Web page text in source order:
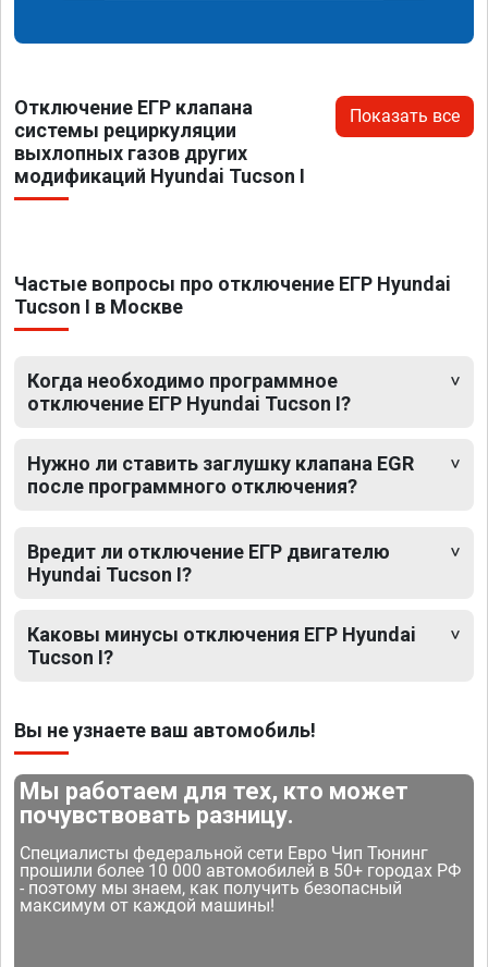
Отключение ЕГР клапана
системы рециркуляции
выхлопных газов других
модификаций Hyundai Tucson I
Показать все
Частые вопросы про отключение ЕГР Hyundai
Tucson I в Москве
Когда необходимо программное
отключение ЕГР Hyundai Tucson I?
Нужно ли ставить заглушку клапана EGR
после программного отключения?
Вредит ли отключение ЕГР двигателю
Hyundai Tucson I?
Каковы минусы отключения ЕГР Hyundai
Tucson I?
Вы не узнаете ваш автомобиль!
Мы работаем для тех, кто может
почувствовать разницу.
Специалисты федеральной сети Евро Чип Тюнинг
прошили более 10 000 автомобилей в 50+ городах РФ
- поэтому мы знаем, как получить безопасный
максимум от каждой машины!